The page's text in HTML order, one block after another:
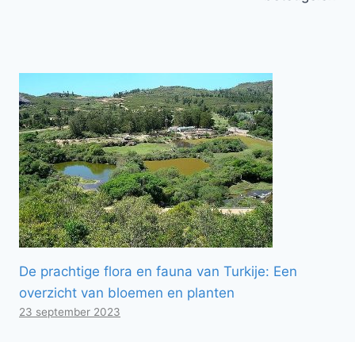
De prachtige flora en fauna van Turkije: Een
overzicht van bloemen en planten
23 september 2023